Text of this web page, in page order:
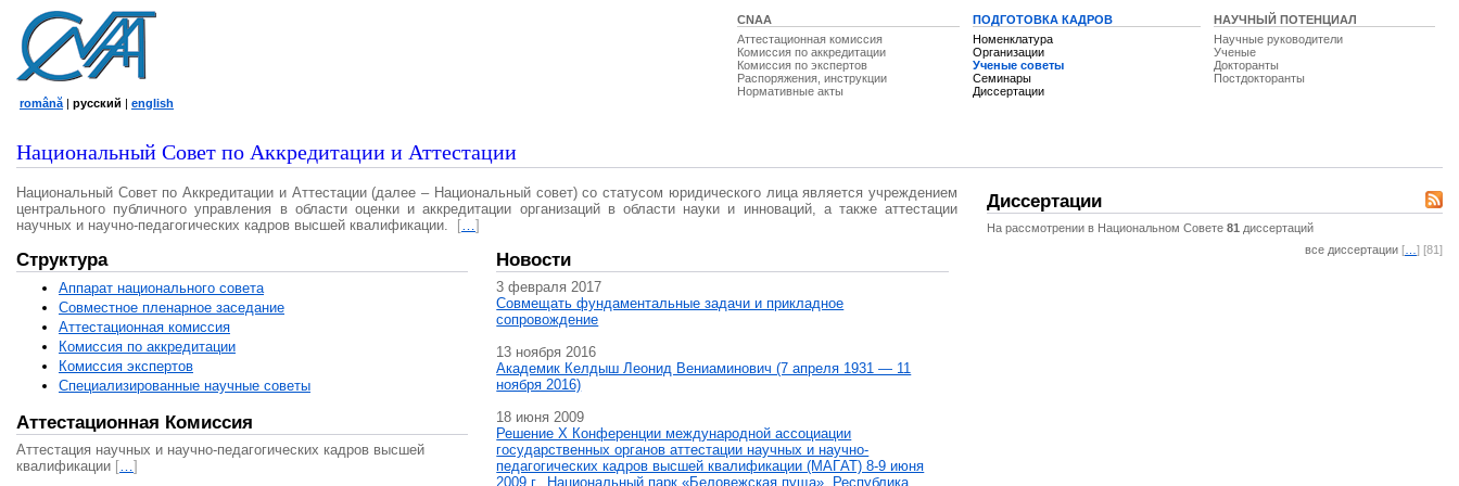
CNAA
Аттестационная комиссия
Комиссия по аккредитации
Комиссия по экспертов
Распоряжения, инструкции
Нормативные акты
ПОДГОТОВКА КАДРОВ
Номенклатура
Организации
Ученые советы
Семинары
Диссертации
НАУЧНЫЙ ПОТЕНЦИАЛ
Научные руководители
Ученые
Докторанты
Постдокторанты
română | русский | english
Национальный Совет по Аккредитации и Аттестации
Национальный Совет по Аккредитации и Аттестации (далее – Национальный совет) со статусом юридического лица является учреждением
центрального публичного управления в области оценки и аккредитации организаций в области науки и инноваций, а также аттестации
научных и научно-педагогических кадров высшей квалификации.
[…]
Структура
Аппарат национального совета
Совместное пленарное заседание
Аттестационная комисcия
Комиссия по аккредитации
Комиссия экспертов
Специализированные научные советы
Аттестационная Комиссия
Аттестация научных и научно-педагогических кадров высшей
квалификации […]
Новости
3 февраля 2017
Совмещать фундаментальные задачи и прикладное
сопровождение
13 ноября 2016
Академик Келдыш Леонид Вениаминович (7 апреля 1931 — 11
ноября 2016)
18 июня 2009
Решение X Конференции международной ассоциации
государственных органов аттестации научных и научно-
педагогических кадров высшей квалификации (МАГAT) 8-9 июня
2009 г., Национальный парк «Беловежская пуща», Республика
Диссертации
На рассмотрении в Национальном Совете 81 диссертаций
все диссертации [ ] [81]